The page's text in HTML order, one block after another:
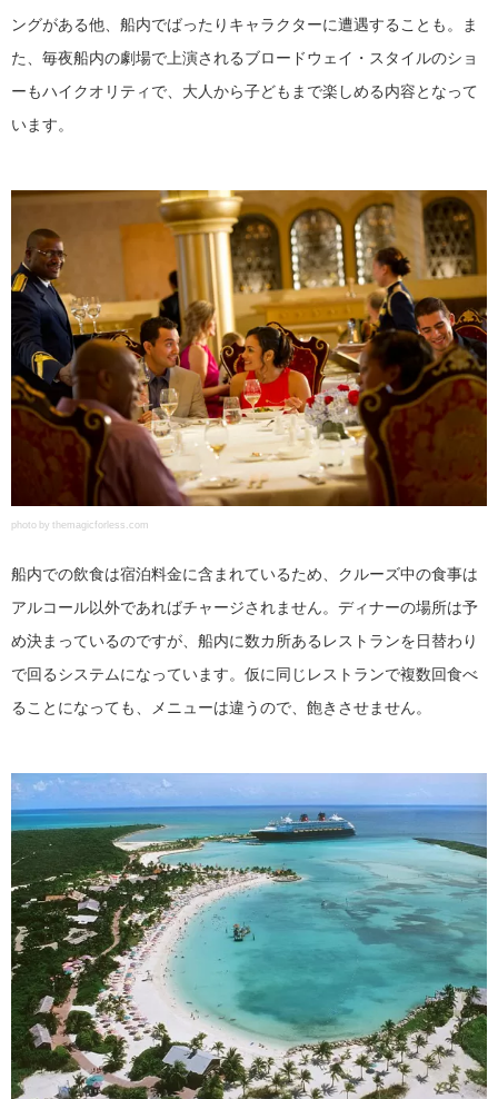
ングがある他、船内でばったりキャラクターに遭遇することも。ま
た、毎夜船内の劇場で上演されるブロードウェイ・スタイルのショ
ーもハイクオリティで、大人から子どもまで楽しめる内容となって
います。
photo by themagicforless.com
船内での飲食は宿泊料金に含まれているため、クルーズ中の食事は
アルコール以外であればチャージされません。ディナーの場所は予
め決まっているのですが、船内に数カ所あるレストランを日替わり
で回るシステムになっています。仮に同じレストランで複数回食べ
ることになっても、メニューは違うので、飽きさせません。